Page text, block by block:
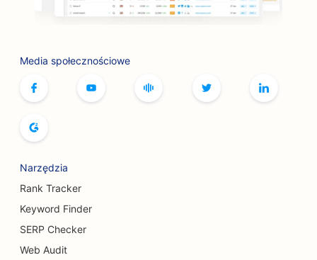
SEO dla usług związanych z botoksem i
SEO dla kawiarni z grami planszowymi
SEO dla browarów
Pozycjonowanie usług powiększania piersi
SEO dla burger trucków
Media społecznościowe
Narzędzia
Rank Tracker
Keyword Finder
SERP Checker
Web Audit